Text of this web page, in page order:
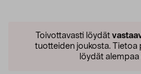
Toivottavasti löydät
tuotteiden joukosta. Tietoa
löydät alempaa